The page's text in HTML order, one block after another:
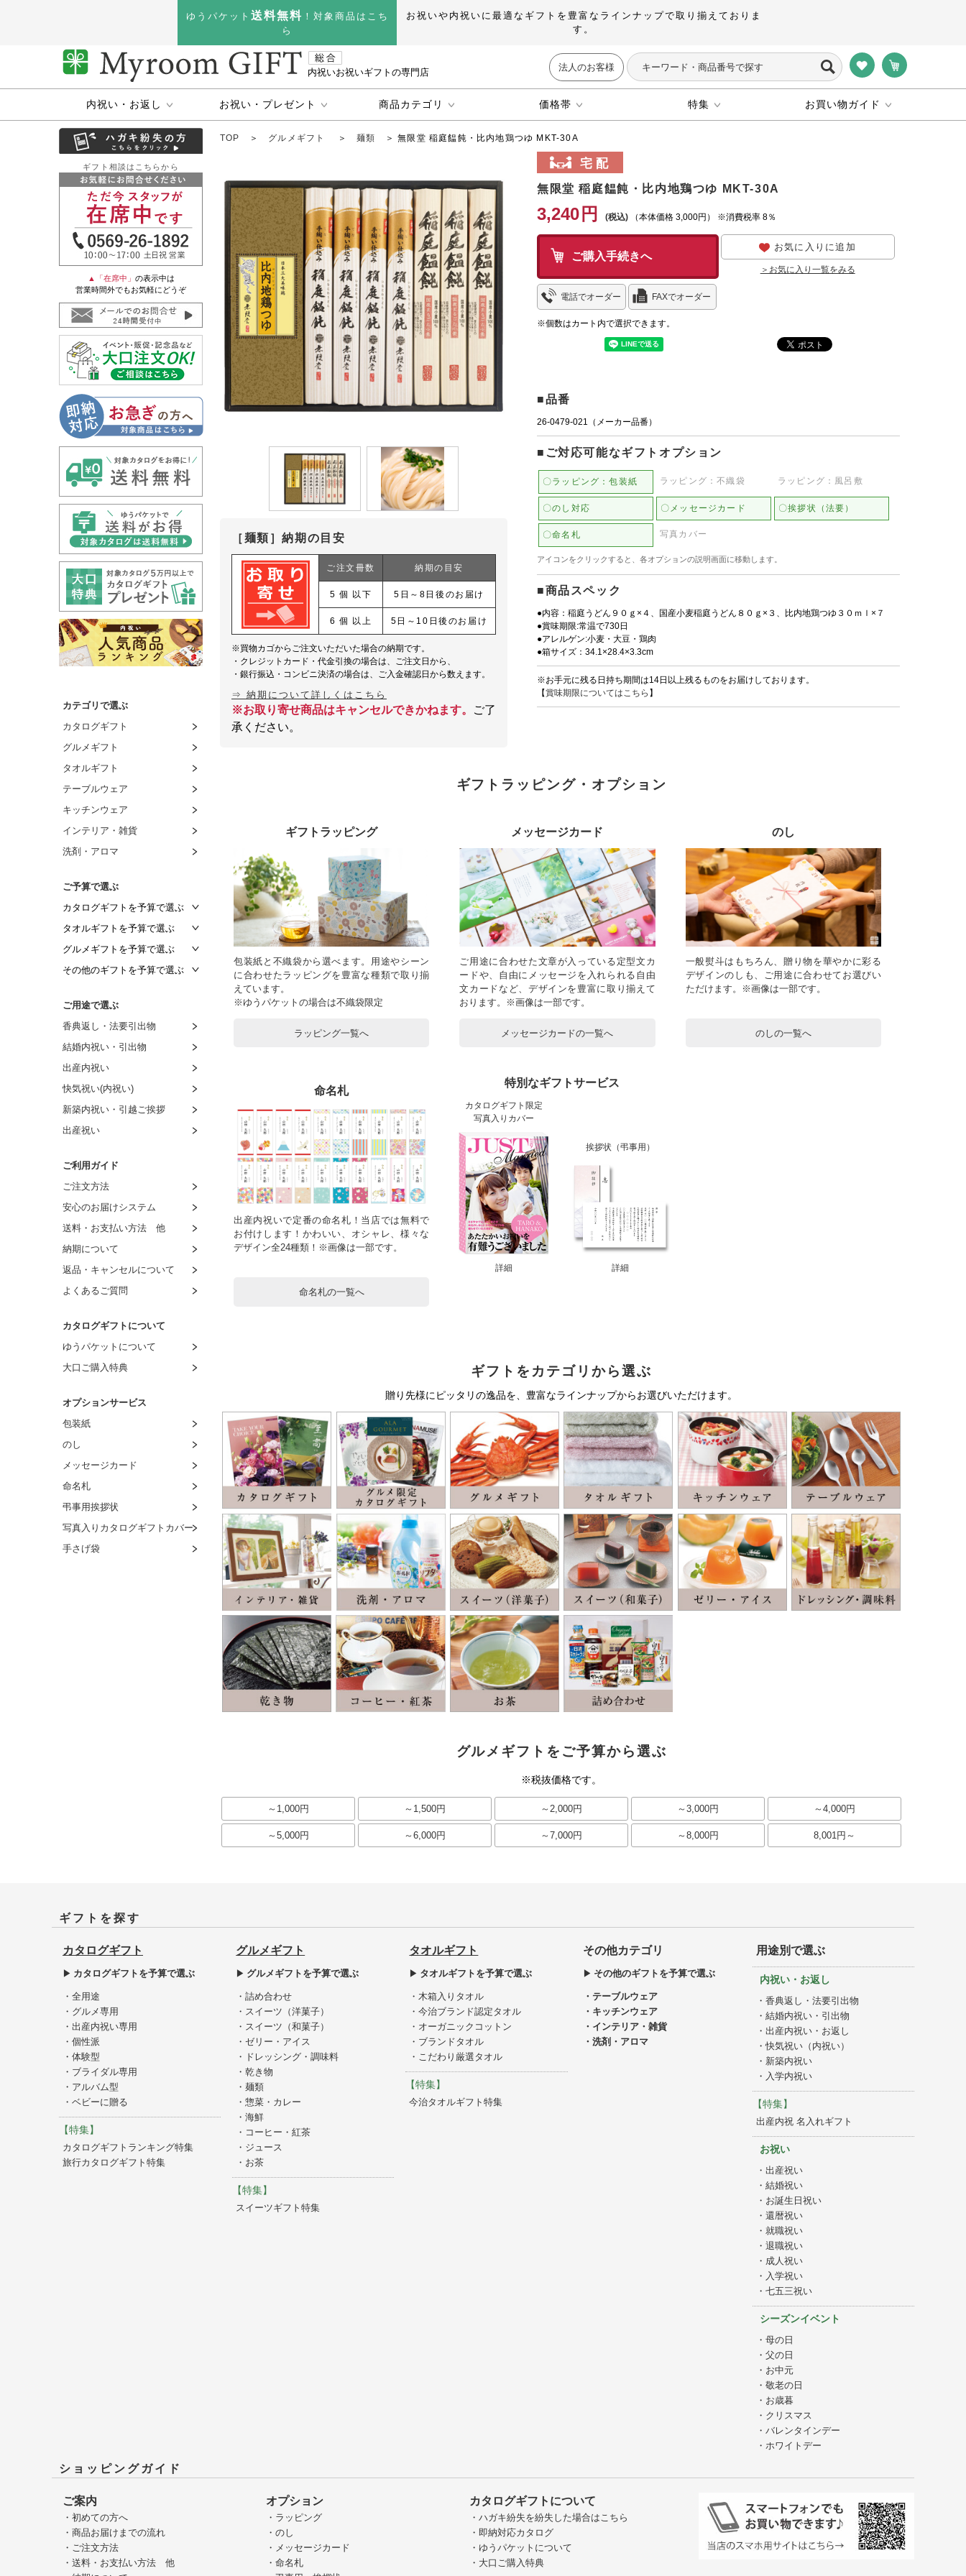
ゆうパケット 送料無料 ！対象商品はこち
ら
お祝いや内祝いに最適なギフトを豊富なラインナップで取り揃えておりま
す。
内祝いお祝いギフトの専門店
法人のお客様
内祝い・お返し お祝い・プレゼント 商品カテゴリ 価格帯 特集 お買い物ガイド
ギフト相談はこちらから
▲「在席中」 の表示中は
営業時間外でもお気軽にどうぞ
カテゴリで選ぶ
カタログギフト
グルメギフト
タオルギフト
テーブルウェア
キッチンウェア
インテリア・雑貨
洗剤・アロマ
ご予算で選ぶ
カタログギフトを予算で選ぶ
～2,000円
～2,500円
～3,000円
～4,000円
～4,500円
～5,000円
～6,000円
～9,000円
～11,000円
～16,000円
～21,000円
タオルギフトを予算で選ぶ
～1,000円
～1,500円
～3,000円
～4,000円
～5,000円
～6,000円
～7,000円
～8,000円
8,001円～
グルメギフトを予算で選ぶ
～1,000円
～2,000円
～3,000円
～4,000円
～5,000円
～6,000円
～7,000円
～8,000円
8,001円～
その他のギフトを予算で選ぶ
～1,500円
～2,000円
～3,000円
～4,000円
～5,000円
～6,000円
～7,000円
～8,000円
ご用途で選ぶ
香典返し・法要引出物
結婚内祝い・引出物
出産内祝い
快気祝い(内祝い)
新築内祝い・引越ご挨拶
出産祝い
ご利用ガイド
ご注文方法
安心のお届けシステム
送料・お支払い方法 他
納期について
返品・キャンセルについて
よくあるご質問
カタログギフトについて
ゆうパケットについて
大口ご購入特典
オプションサービス
包装紙
のし
メッセージカード
命名札
弔事用挨拶状
写真入りカタログギフトカバー
手さげ袋
TOP ＞ グルメギフト ＞麺類 ＞ 無限堂 稲庭饂飩・比内地鶏つゆ MKT-30A
［麺類］納期の目安
ご注文冊数 納期の目安
5 個 以下 5日～8日後のお届け
6 個 以上 5日～10日後のお届け
※買物カゴからご注文いただいた場合の納期です。
・クレジットカード・代金引換の場合は、ご注文日から、
・銀行振込・コンビニ決済の場合は、ご入金確認日から数えます。
⇒ 納期について詳しくはこちら
※お取り寄せ商品はキャンセルできかねます。
ご了
承ください。
無限堂 稲庭饂飩・比内地鶏つゆ MKT-30A
3,240 円 （本体価格 3,000円） ※消費税率 8％
ご購入手続きへ
電話でオーダー FAXでオーダー
※個数はカート内で選択できます。
お気に入りに追加
＞お気に入り一覧をみる
■品番
26-0479-021（メーカー品番）
■ご対応可能なギフトオプション
〇ラッピング：包装紙 ラッピング：不織袋 ラッピング：風呂敷
〇のし対応 〇メッセージカード 〇挨拶状（法要）
〇命名札 写真カバー
アイコンをクリックすると、各オプションの説明画面に移動します。
■商品スペック
●内容：稲庭うどん９０ｇ×４、国産小麦稲庭うどん８０ｇ×３、比内地鶏つゆ３０ｍｌ×７
●賞味期限:常温で730日
●アレルゲン:小麦・大豆・鶏肉
●箱サイズ：34.1×28.4×3.3cm
※お手元に残る日持ち期間は14日以上残るものをお届けしております。
【賞味期限についてはこちら 】
ギフトラッピング・オプション
ギフトラッピング
包装紙と不織袋から選べます。用途やシーン
に合わせたラッピングを豊富な種類で取り揃
えています。
※ゆうパケットの場合は不織袋限定
ラッピング一覧へ
メッセージカード
ご用途に合わせた文章が入っている定型文カ
ードや、自由にメッセージを入れられる自由
文カードなど、デザインを豊富に取り揃えて
おります。※画像は一部です。
メッセージカードの一覧へ
のし
一般熨斗はもちろん、贈り物を華やかに彩る
デザインのしも、ご用途に合わせてお選びい
ただけます。※画像は一部です。
のしの一覧へ
命名札
出産内祝いで定番の命名札！当店では無料で
お付けします！かわいい、オシャレ、様々な
デザイン全24種類！※画像は一部です。
命名札の一覧へ
特別なギフトサービス
カタログギフト限定
写真入りカバー
詳細
挨拶状（弔事用）
詳細
ギフトをカテゴリから選ぶ
贈り先様にピッタリの逸品を、豊富なラインナップからお選びいただけます。
グルメギフトをご予算から選ぶ
※税抜価格です。
～1,000円 ～1,500円 ～2,000円 ～3,000円 ～4,000円
～5,000円 ～6,000円 ～7,000円 ～8,000円 8,001円～
ギフトを探す
カタログギフト
カタログギフトを予算で選ぶ
・全用途
・グルメ専用
・出産内祝い専用
・個性派
・体験型
・ブライダル専用
・アルバム型
・ベビーに贈る
【特集】
カタログギフトランキング特集
旅行カタログギフト特集
グルメギフト
グルメギフトを予算で選ぶ
・詰め合わせ
・スイーツ（洋菓子）
・スイーツ（和菓子）
・ゼリー・アイス
・ドレッシング・調味料
・乾き物
・麺類
・惣菜・カレー
・海鮮
・コーヒー・紅茶
・ジュース
・お茶
【特集】
スイーツギフト特集
タオルギフト
タオルギフトを予算で選ぶ
・木箱入りタオル
・今治ブランド認定タオル
・オーガニックコットン
・ブランドタオル
・こだわり厳選タオル
【特集】
今治タオルギフト特集
その他カテゴリ
その他のギフトを予算で選ぶ
・テーブルウェア
・キッチンウェア
・インテリア・雑貨
・洗剤・アロマ
用途別で選ぶ
内祝い・お返し
・香典返し・法要引出物
・結婚内祝い・引出物
・出産内祝い・お返し
・快気祝い（内祝い）
・新築内祝い
・入学内祝い
【特集】
出産内祝 名入れギフト
お祝い
・出産祝い
・結婚祝い
・お誕生日祝い
・還暦祝い
・就職祝い
・退職祝い
・成人祝い
・入学祝い
・七五三祝い
シーズンイベント
・母の日
・父の日
・お中元
・敬老の日
・お歳暮
・クリスマス
・バレンタインデー
・ホワイトデー
ショッピングガイド
ご案内
・初めての方へ
・商品お届けまでの流れ
・ご注文方法
・送料・お支払い方法 他
オプション
・ラッピング
・のし
・メッセージカード
・命名札
カタログギフトについて
・ハガキ紛失を紛失した場合はこちら
・即納対応カタログ
・ゆうパケットについて
・大口ご購入特典